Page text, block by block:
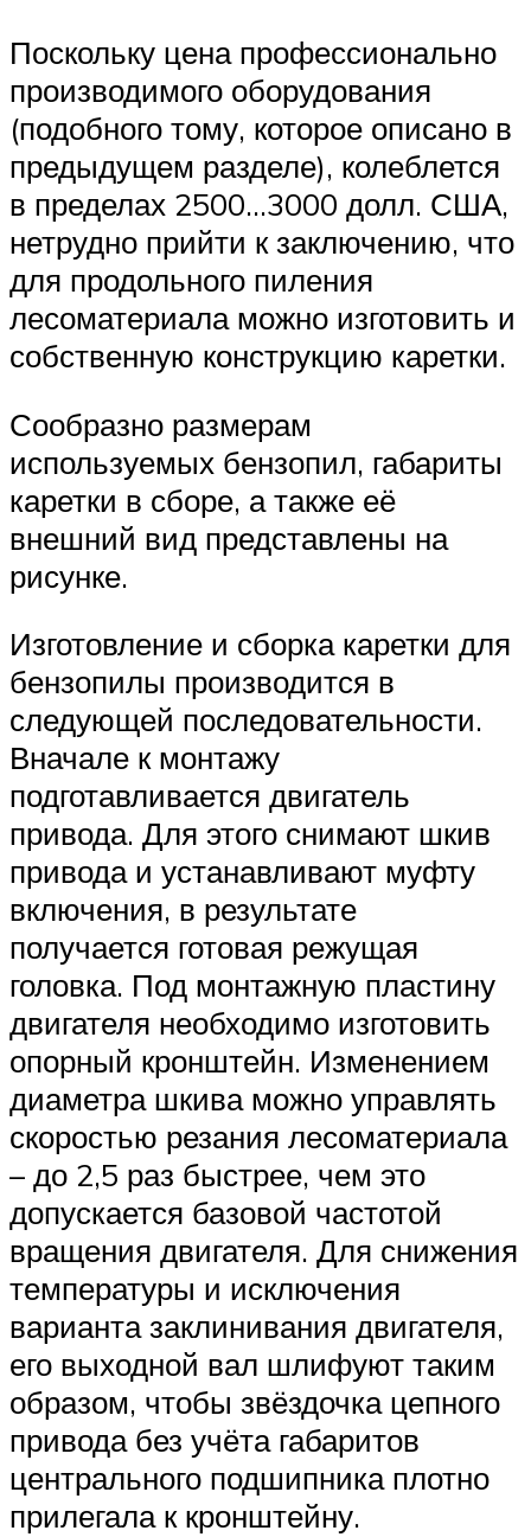
Поскольку цена профессионально
производимого оборудования
(подобного тому, которое описано в
предыдущем разделе), колеблется
в пределах 2500…3000 долл. США,
нетрудно прийти к заключению, что
для продольного пиления
лесоматериала можно изготовить и
собственную конструкцию каретки.
Сообразно размерам
используемых бензопил, габариты
каретки в сборе, а также её
внешний вид представлены на
рисунке.
Изготовление и сборка каретки для
бензопилы производится в
следующей последовательности.
Вначале к монтажу
подготавливается двигатель
привода. Для этого снимают шкив
привода и устанавливают муфту
включения, в результате
получается готовая режущая
головка. Под монтажную пластину
двигателя необходимо изготовить
опорный кронштейн. Изменением
диаметра шкива можно управлять
скоростью резания лесоматериала
– до 2,5 раз быстрее, чем это
допускается базовой частотой
вращения двигателя. Для снижения
температуры и исключения
варианта заклинивания двигателя,
его выходной вал шлифуют таким
образом, чтобы звёздочка цепного
привода без учёта габаритов
центрального подшипника плотно
прилегала к кронштейну.